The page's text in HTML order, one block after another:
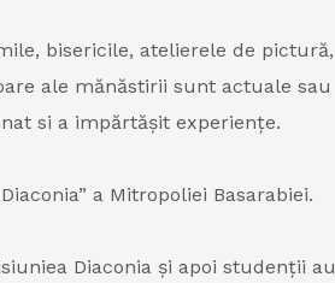
bisericile, atelierele de pictură,
ale mănăstirii sunt actuale sau
si a impărtășit experiențe.
a Mitropoliei Basarabiei.
Diaconia și apoi studenții au